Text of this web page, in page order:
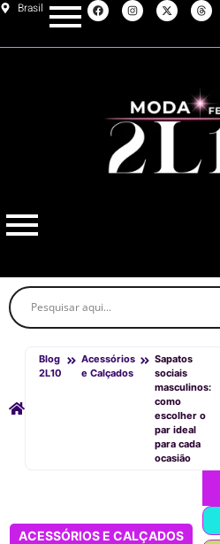
Brasil
Blog
2L10
Acessórios
e Calçados
Sapatos
sociais
masculinos:
como
escolher o
par ideal
para cada
ocasião
ACESSÓRIOS E CALÇADOS